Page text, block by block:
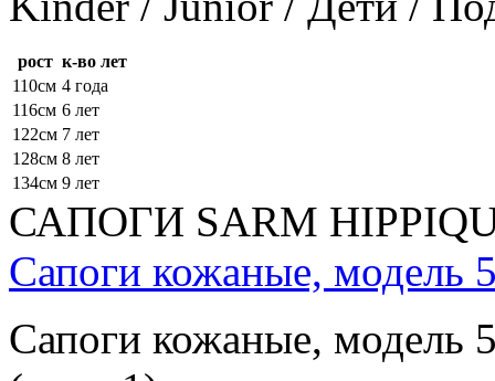
рост к-во лет
110см 4 года
116см 6 лет
122см 7 лет
128см 8 лет
134см 9 лет
САПОГИ SARM
Сапоги кожаные, модель
Сапоги кожаные, модель